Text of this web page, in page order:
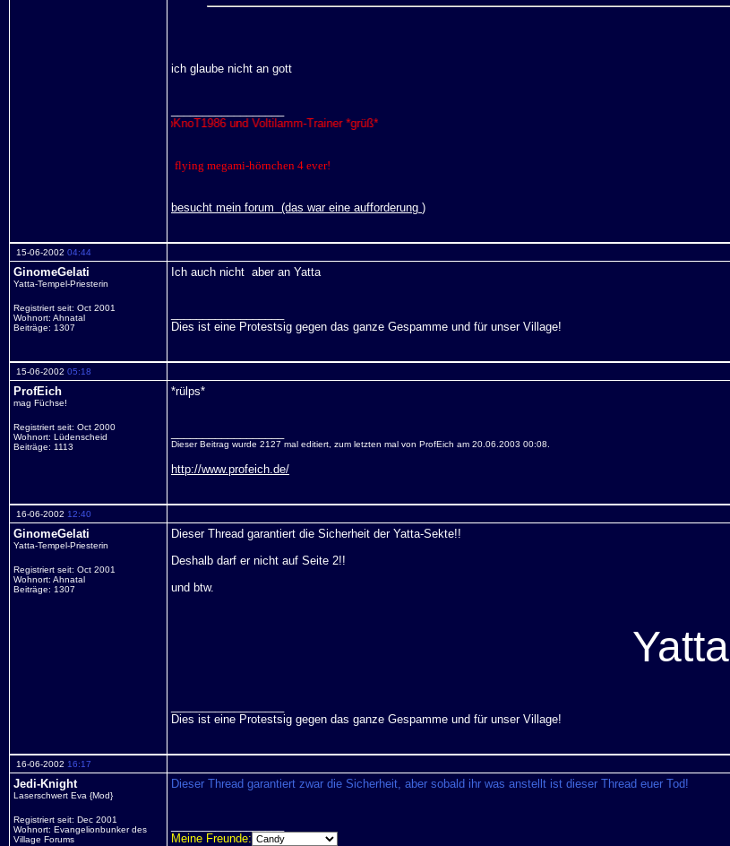
ich glaube nicht an gott
drako, BloodyDead, SlipKnoT1986 und Voltilamm-Trainer *grüß*
flying megami-hörnchen 4 ever!
besucht mein forum (das war eine aufforderung )
15-06-2002 04:44
GinomeGelati
Yatta-Tempel-Priesterin
Registriert seit: Oct 2001
Wohnort: Ahnatal
Beiträge: 1307
Ich auch nicht aber an Yatta
Dies ist eine Protestsig gegen das ganze Gespamme und für unser Village!
15-06-2002 05:18
ProfEich
mag Füchse!
Registriert seit: Oct 2000
Wohnort: Lüdenscheid
Beiträge: 1113
*rülps*
Dieser Beitrag wurde 2127 mal editiert, zum letzten mal von ProfEich am 20.06.2003 00:08.
http://www.profeich.de/
16-06-2002 12:40
GinomeGelati
Yatta-Tempel-Priesterin
Registriert seit: Oct 2001
Wohnort: Ahnatal
Beiträge: 1307
Dieser Thread garantiert die Sicherheit der Yatta-Sekte!!
Deshalb darf er nicht auf Seite 2!!
und btw.
Yatta
Dies ist eine Protestsig gegen das ganze Gespamme und für unser Village!
16-06-2002 16:17
Jedi-Knight
Laserschwert Eva {Mod}
Registriert seit: Dec 2001
Wohnort: Evangelionbunker des
Village Forums
Dieser Thread garantiert zwar die Sicherheit, aber sobald ihr was anstellt ist dieser Thread euer Tod!
Meine Freunde: